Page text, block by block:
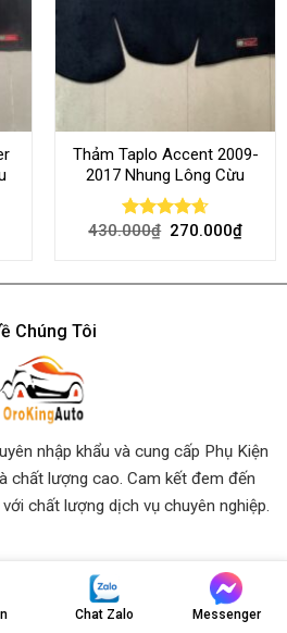
Thảm Taplo Accent 2009-
2017 Nhung Lông Cừu
Rated 4.64
430.000₫ 270.000₫
Chúng Tôi
nhập khẩu và cung cấp Phụ Kiện
chất lượng cao. Cam kết đem đến
với chất lượng dịch vụ chuyên nghiệp.
Tin Liên Hệ
Chat Zalo Messenger